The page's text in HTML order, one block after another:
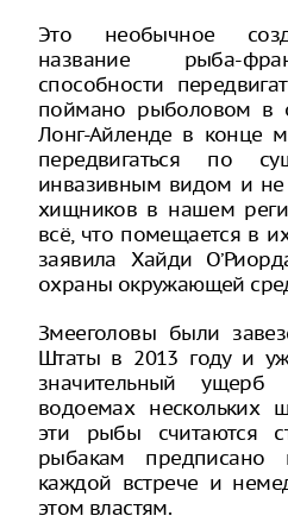
Это необычное
название рыба-
способности
поймано рыболовом в
Лонг-Айленде в конце
передвигаться по
инвазивным видом и не
хищников в нашем
всё, что помещается в
заявила Хайди
охраны окружающей
Змееголовы были
Штаты в 2013 году и
значительный
водоемах нескольких
эти рыбы считаются
рыбакам предписано
каждой встрече и
этом властям.